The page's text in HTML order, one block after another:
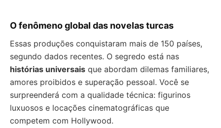
O fenômeno global das novelas turcas
Essas produções conquistaram mais de 150 países,
segundo dados recentes. O segredo está nas
histórias universais que abordam dilemas familiares,
amores proibidos e superação pessoal. Você se
surpreenderá com a qualidade técnica: figurinos
luxuosos e locações cinematográficas que
competem com Hollywood.